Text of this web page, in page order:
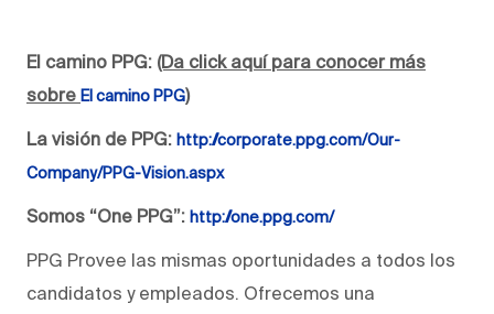
El camino PPG: (Da click aquí para conocer más
sobre El camino PPG)
La visión de PPG: http://corporate.ppg.com/Our-
Company/PPG-Vision.aspx
Somos “One PPG”: http://one.ppg.com/
PPG Provee las mismas oportunidades a todos los
candidatos y empleados. Ofrecemos una